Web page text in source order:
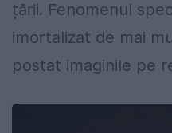
țării. Fenomenul
imortalizat de mai
postat imaginile pe